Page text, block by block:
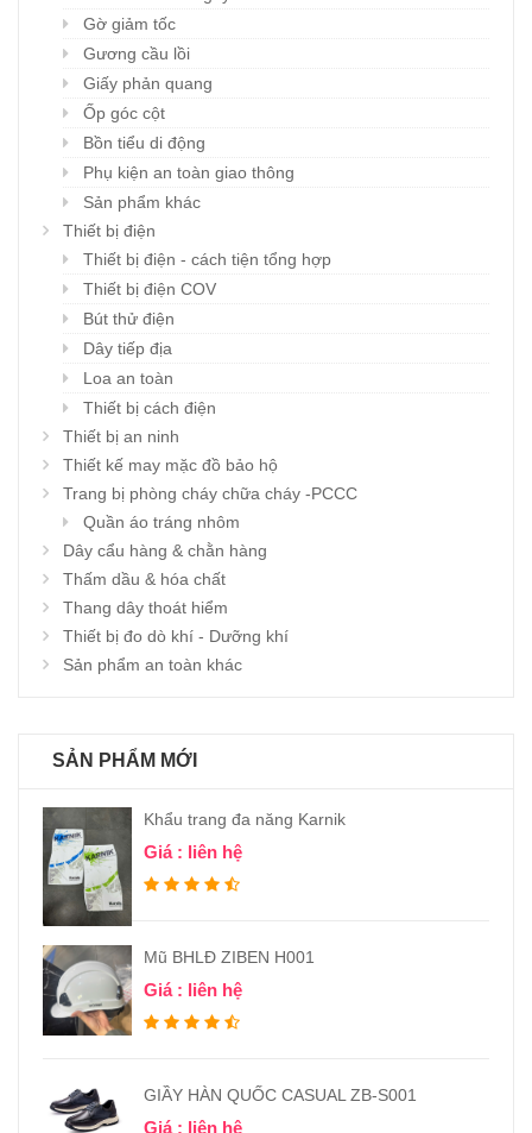
Gờ giảm tốc
Gương cầu lồi
Giấy phản quang
Ốp góc cột
Bồn tiểu di động
Phụ kiện an toàn giao thông
Sản phẩm khác
Thiết bị điện
Thiết bị điện - cách tiện tổng hợp
Thiết bị điện COV
Bút thử điện
Dây tiếp địa
Loa an toàn
Thiết bị cách điện
Thiết bị an ninh
Thiết kế may mặc đồ bảo hộ
Trang bị phòng cháy chữa cháy -PCCC
Quần áo tráng nhôm
Dây cẩu hàng & chằn hàng
Thấm dầu & hóa chất
Thang dây thoát hiểm
Thiết bị đo dò khí - Dưỡng khí
Sản phẩm an toàn khác
SẢN PHẨM MỚI
Khẩu trang đa năng Karnik
Giá : liên hệ
Mũ BHLĐ ZIBEN H001
Giá : liên hệ
GIẦY HÀN QUỐC CASUAL ZB-S001
Giá : liên hệ